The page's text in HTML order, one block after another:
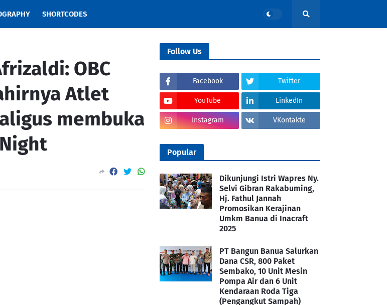
SHORTCODES
OBC
Atlet
membuka
Follow Us
Facebook Twitter
YouTube LinkedIn
Instagram VKontakte
Popular
Dikunjungi Istri Wapres Ny.
Selvi Gibran Rakabuming,
Hj. Fathul Jannah
Promosikan Kerajinan
Umkm Banua di Inacraft
2025
PT Bangun Banua Salurkan
Dana CSR, 800 Paket
Sembako, 10 Unit Mesin
Pompa Air dan 6 Unit
Kendaraan Roda Tiga
(Pengangkut Sampah)